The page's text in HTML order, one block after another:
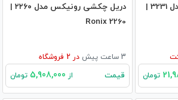
فرز آهنگری رونیکس مدل 3231 |
تومان
دریل چکشی رونیکس مدل ۲۲۶۰ |
Ronix 2260
3 ساعت پیش در فروشگاه
قیمت از تومان